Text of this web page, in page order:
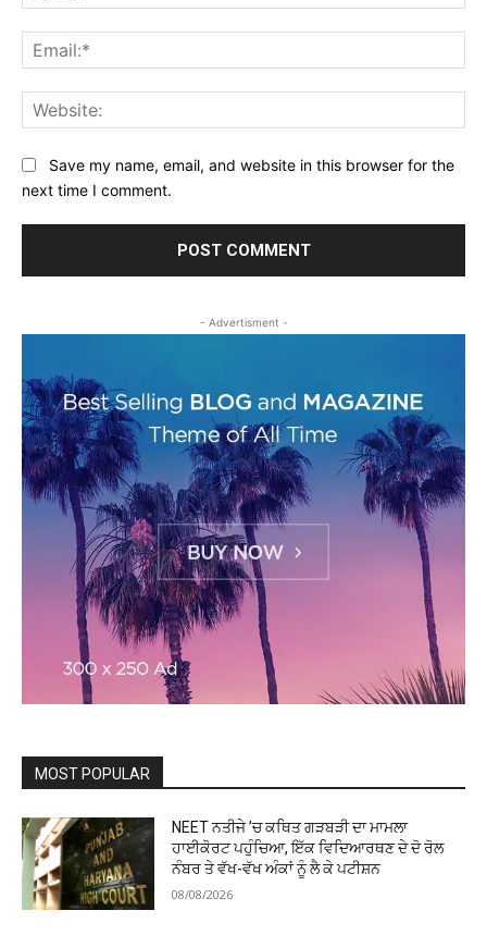
Save my name, email, and website in this browser for the
next time I comment.
- Advertisment -
MOST POPULAR
NEET ਨਤੀਜੇ ’ਚ ਕਥਿਤ ਗੜਬੜੀ ਦਾ ਮਾਮਲਾ
ਹਾਈਕੋਰਟ ਪਹੁੰਚਿਆ, ਇੱਕ ਵਿਦਿਆਰਥਣ ਦੇ ਦੋ ਰੋਲ
ਨੰਬਰ ਤੇ ਵੱਖ-ਵੱਖ ਅੰਕਾਂ ਨੂੰ ਲੈ ਕੇ ਪਟੀਸ਼ਨ
08/08/2026